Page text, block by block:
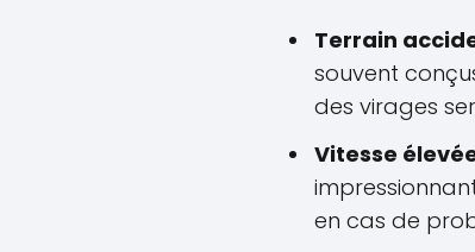
Terrain
souvent
des virages
Vitesse
en cas de